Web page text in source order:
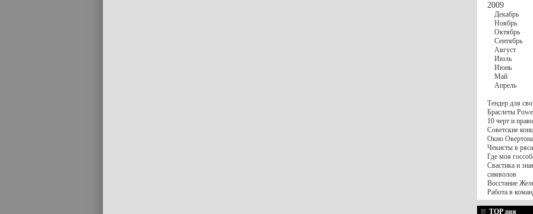
2009
Декабрь
Ноябрь
Октябрь
Сентябрь
Август
Июль
Июнь
Май
Апрель
Тендер для
Браслеты
10 черт и
Советские
Окно
Чекисты в
Где моя
Свастика и
символов
Восстание
Работа в
TOP дня